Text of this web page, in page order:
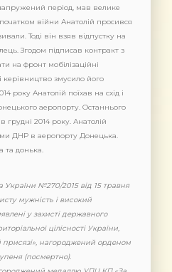
період, мав велике
війни Анатолій просився
Тоді він взяв відпустку на
Згодом підписав контракт з
на фронт мобілізаційні
керівництво змусило його
року Анатолій поїхав на схід і
аеропорту. Останнього
грудні 2014 року. Анатолій
ДНР в аеропорту Донецька.
та донька.
України №270/2015 від 15 травня
мужність і високий
у захисті державного
цілісності України,
присязі», нагороджений орденом
(посмертно).